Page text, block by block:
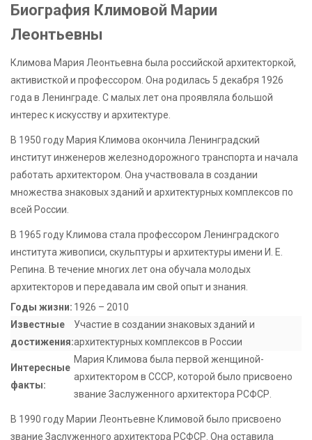
Биография Климовой Марии
Леонтьевны
Климова Мария Леонтьевна была российской архитекторкой,
активисткой и профессором. Она родилась 5 декабря 1926
года в Ленинграде. С малых лет она проявляла большой
интерес к искусству и архитектуре.
В 1950 году Мария Климова окончила Ленинградский
институт инженеров железнодорожного транспорта и начала
работать архитектором. Она участвовала в создании
множества знаковых зданий и архитектурных комплексов по
всей России.
В 1965 году Климова стала профессором Ленинградского
института живописи, скульптуры и архитектуры имени И. Е.
Репина. В течение многих лет она обучала молодых
архитекторов и передавала им свой опыт и знания.
Годы жизни: 1926 – 2010
Известные
достижения:
Участие в создании знаковых зданий и
архитектурных комплексов в России
Интересные
факты:
Мария Климова была первой женщиной-
архитектором в СССР, которой было присвоено
звание Заслуженного архитектора РСФСР.
В 1990 году Марии Леонтьевне Климовой было присвоено
звание Заслуженного архитектора РСФСР. Она оставила